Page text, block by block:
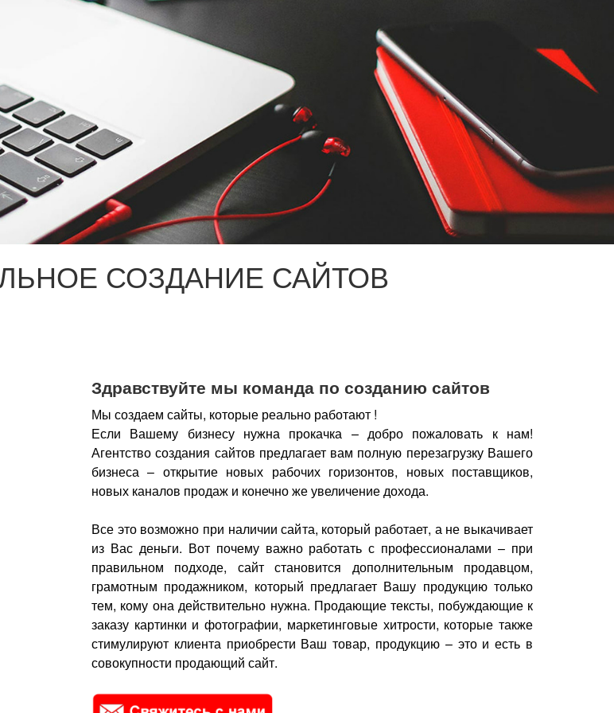
СОЗДАНИЕ САЙТОВ
Здравствуйте мы команда по созданию сайтов
Мы создаем сайты, которые реально работают !
Если Вашему бизнесу нужна прокачка – добро пожаловать к нам!
Агентство создания сайтов предлагает вам полную перезагрузку Вашего
бизнеса – открытие новых рабочих горизонтов, новых поставщиков,
новых каналов продаж и конечно же увеличение дохода.
Все это возможно при наличии сайта, который работает, а не выкачивает
из Вас деньги. Вот почему важно работать с профессионалами – при
правильном подходе, сайт становится дополнительным продавцом,
грамотным продажником, который предлагает Вашу продукцию только
тем, кому она действительно нужна. Продающие тексты, побуждающие к
заказу картинки и фотографии, маркетинговые хитрости, которые также
стимулируют клиента приобрести Ваш товар, продукцию – это и есть в
совокупности продающий сайт.